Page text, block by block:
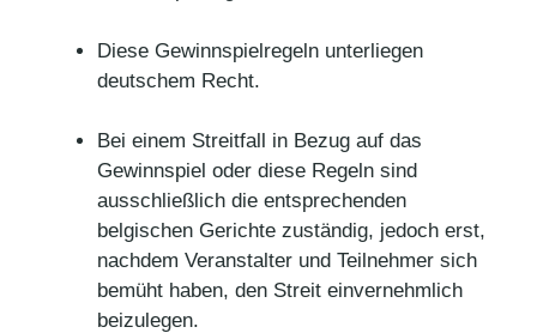
Diese Gewinnspielregeln unterliegen
deutschem Recht.
Bei einem Streitfall in Bezug auf das
Gewinnspiel oder diese Regeln sind
ausschließlich die entsprechenden
belgischen Gerichte zuständig, jedoch erst,
nachdem Veranstalter und Teilnehmer sich
bemüht haben, den Streit einvernehmlich
beizulegen.